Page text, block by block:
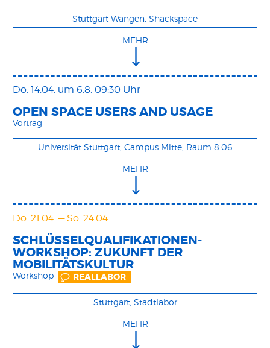
Stuttgart Wangen, Shackspace
MEHR
Do. 14.04. um 6.8. 09:30 Uhr
OPEN SPACE USERS AND USAGE
Vortrag
Universität Stuttgart, Campus Mitte, Raum 8.06
MEHR
Do. 21.04. — So. 24.04.
SCHLÜSSELQUALIFIKATIONEN-
WORKSHOP: ZUKUNFT DER
MOBILITÄTSKULTUR
Workshop REALLABOR
Stuttgart, Stadtlabor
MEHR